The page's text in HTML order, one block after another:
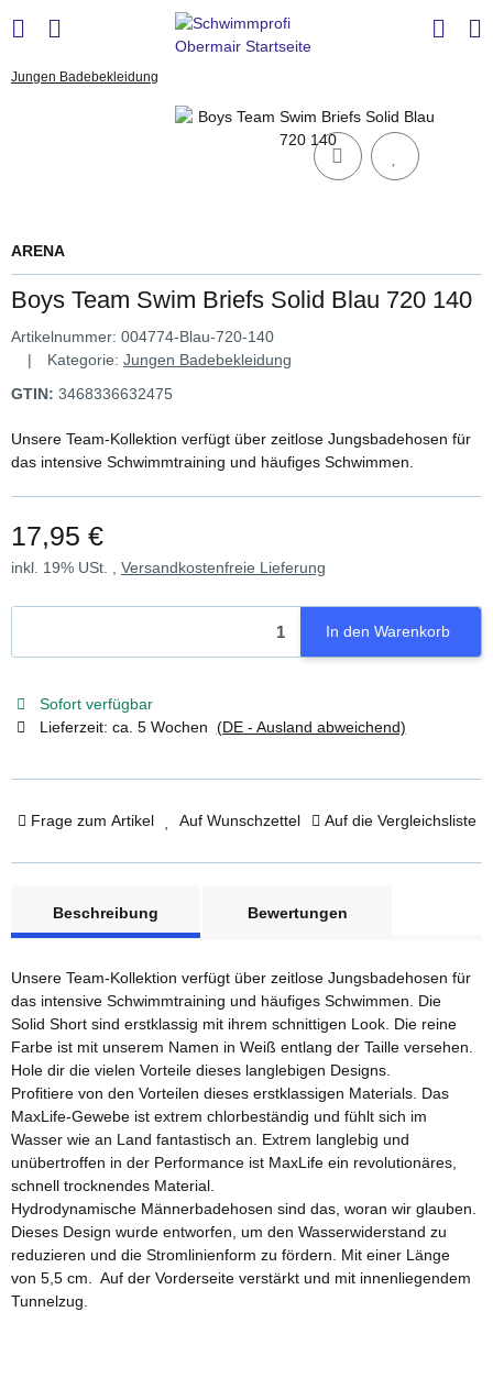
Jungen Badebekleidung
ARENA
Boys Team Swim Briefs Solid Blau 720 140
Artikelnummer: 004774-Blau-720-140
Kategorie: Jungen Badebekleidung
GTIN: 3468336632475
Unsere Team-Kollektion verfügt über zeitlose Jungsbadehosen für
das intensive Schwimmtraining und häufiges Schwimmen.
17,95 €
inkl. 19% USt. , Versandkostenfreie Lieferung
In den Warenkorb
Sofort verfügbar
Lieferzeit: ca. 5 Wochen (DE - Ausland abweichend)
Frage zum Artikel Auf Wunschzettel Auf die Vergleichsliste
Beschreibung
Bewertungen
Unsere Team-Kollektion verfügt über zeitlose Jungsbadehosen für
das intensive Schwimmtraining und häufiges Schwimmen. Die
Solid Short sind erstklassig mit ihrem schnittigen Look. Die reine
Farbe ist mit unserem Namen in Weiß entlang der Taille versehen.
Hole dir die vielen Vorteile dieses langlebigen Designs.
Profitiere von den Vorteilen dieses erstklassigen Materials. Das
MaxLife-Gewebe ist extrem chlorbeständig und fühlt sich im
Wasser wie an Land fantastisch an. Extrem langlebig und
unübertroffen in der Performance ist MaxLife ein revolutionäres,
schnell trocknendes Material.
Hydrodynamische Männerbadehosen sind das, woran wir glauben.
Dieses Design wurde entworfen, um den Wasserwiderstand zu
reduzieren und die Stromlinienform zu fördern. Mit einer Länge
von 5,5 cm. Auf der Vorderseite verstärkt und mit innenliegendem
Tunnelzug.